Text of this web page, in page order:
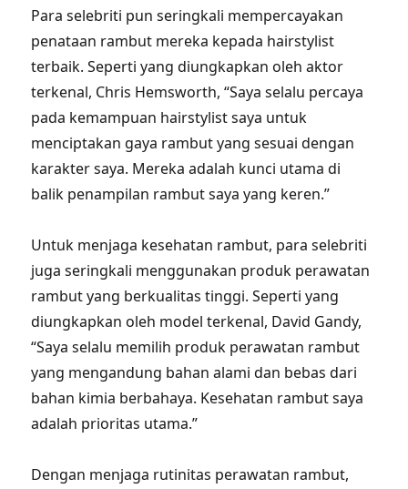
Para selebriti pun seringkali mempercayakan
penataan rambut mereka kepada hairstylist
terbaik. Seperti yang diungkapkan oleh aktor
terkenal, Chris Hemsworth, “Saya selalu percaya
pada kemampuan hairstylist saya untuk
menciptakan gaya rambut yang sesuai dengan
karakter saya. Mereka adalah kunci utama di
balik penampilan rambut saya yang keren.”
Untuk menjaga kesehatan rambut, para selebriti
juga seringkali menggunakan produk perawatan
rambut yang berkualitas tinggi. Seperti yang
diungkapkan oleh model terkenal, David Gandy,
“Saya selalu memilih produk perawatan rambut
yang mengandung bahan alami dan bebas dari
bahan kimia berbahaya. Kesehatan rambut saya
adalah prioritas utama.”
Dengan menjaga rutinitas perawatan rambut,